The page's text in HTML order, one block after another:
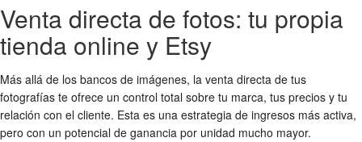
Venta directa de fotos: tu propia
tienda online y Etsy
Más allá de los bancos de imágenes, la venta directa de tus
fotografías te ofrece un control total sobre tu marca, tus precios y tu
relación con el cliente. Esta es una estrategia de ingresos más activa,
pero con un potencial de ganancia por unidad mucho mayor.